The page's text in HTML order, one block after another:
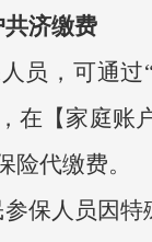
共济缴费
员，可通
在【家庭
代缴费。
保人员因